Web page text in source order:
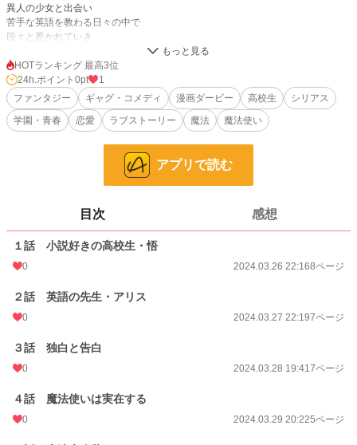
異人の少女と出会い
苦手な英語を教わる日々の中で
段々と惹かれていき
少女は実は魔法使いだった！
漫画 8,555 位 / 8,555 件
2,488 位 / 2,488 件
更新日時 2024.03.31 21:05
年間ポイント
累計ポイント 2,994 pt (4,328 位)
HOTランキング 最高3位
24h.ポイント 0pt
1
ファンタジー
ギャグ・コメディ 漫画ダービー 高校生
シリアス
学園・青春
恋愛 ラブストーリー 魔法 魔法使い
アプリで読む
目次 感想
１話 小説好きの高校生・悟
0 2024.03.26 22:168ページ
２話 英語の先生・アリス
0 2024.03.27 22:197ページ
３話 独白と告白
0 2024.03.28 19:417ページ
４話 魔法使いは実在する
0 2024.03.29 20:225ページ